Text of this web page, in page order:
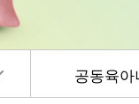
공동육아